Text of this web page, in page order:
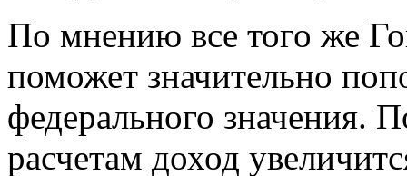
По мнению все того же
поможет значительно
федерального значения.
расчетам доход